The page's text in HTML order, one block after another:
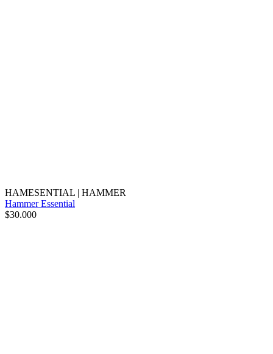
HAMESENTIAL | HAMMER
Hammer Essential
$30.000